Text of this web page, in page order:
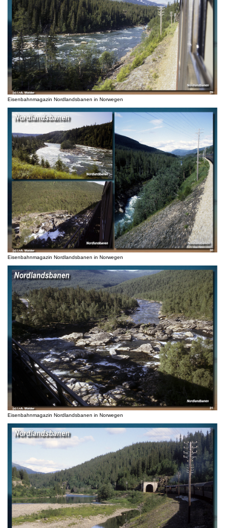
Eisenbahnmagazin Nordlandsbanen in Norwegen
Eisenbahnmagazin Nordlandsbanen in Norwegen
Eisenbahnmagazin Nordlandsbanen in Norwegen